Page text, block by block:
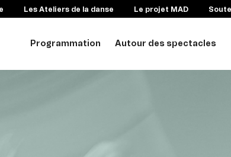
Les Ateliers de la danse Le projet MAD
Programmation Autour des spectacles